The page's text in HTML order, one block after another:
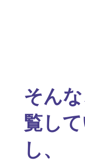
そん
覧し
し、